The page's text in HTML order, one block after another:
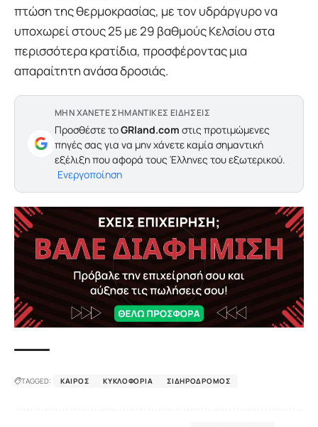
πτώση της θερμοκρασίας, με τον υδράργυρο να
υποχωρεί στους 25 με 29 βαθμούς Κελσίου στα
περισσότερα κρατίδια, προσφέροντας μια
απαραίτητη ανάσα δροσιάς.
ΜΗΝ ΧΑΝΕΤΕ ΣΗΜΑΝΤΙΚΕΣ ΕΙΔΗΣΕΙΣ
Προσθέστε τοGRland.com στις προτιμώμενες
πηγές σας για να μην χάνετε καμία σημαντική
εξέλιξη που αφορά τους Έλληνες του εξωτερικού.
Ενεργοποίηση
TAGGED: ΚΑΙΡΌΣ ΚΥΚΛΟΦΟΡΊΑ ΣΙΔΗΡΌΔΡΟΜΟΣ